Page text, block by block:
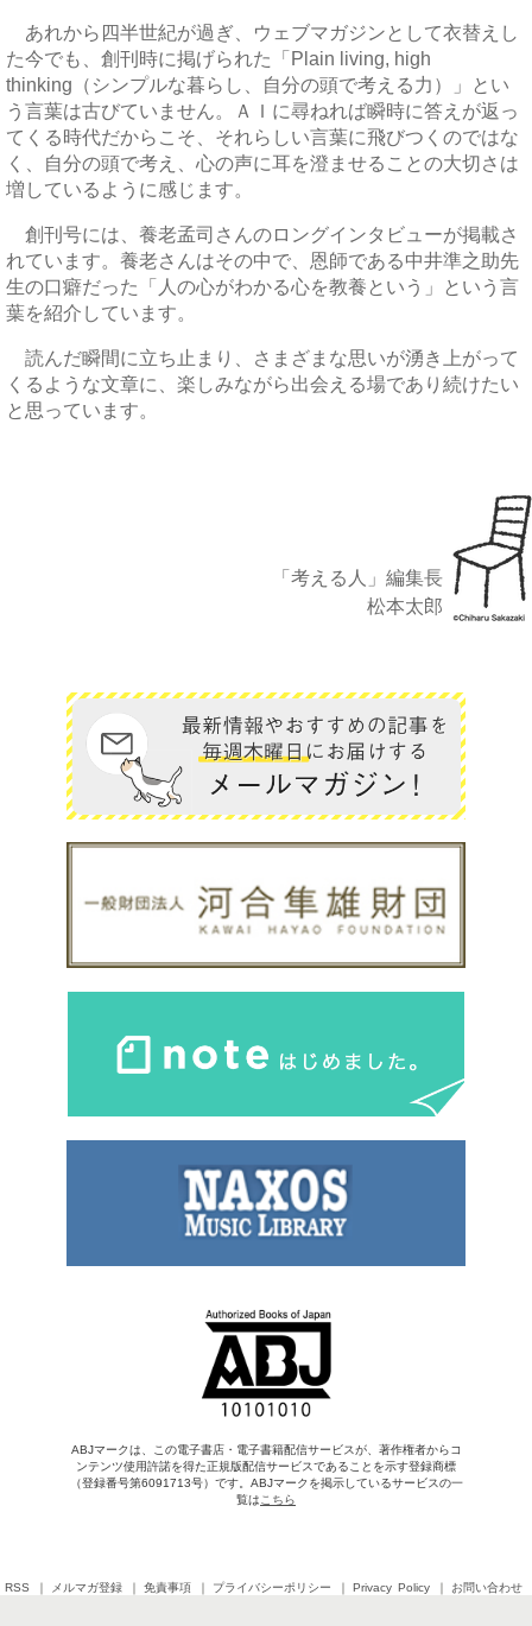
あれから四半世紀が過ぎ、ウェブマガジンとして衣替えし
た今でも、創刊時に掲げられた「Plain living, high
thinking（シンプルな暮らし、自分の頭で考える力）」とい
う言葉は古びていません。ＡＩに尋ねれば瞬時に答えが返っ
てくる時代だからこそ、それらしい言葉に飛びつくのではな
く、自分の頭で考え、心の声に耳を澄ませることの大切さは
増しているように感じます。
創刊号には、養老孟司さんのロングインタビューが掲載さ
れています。養老さんはその中で、恩師である中井準之助先
生の口癖だった「人の心がわかる心を教養という」という言
葉を紹介しています。
読んだ瞬間に立ち止まり、さまざまな思いが湧き上がって
くるような文章に、楽しみながら出会える場であり続けたい
と思っています。
「考える人」編集長
松本太郎
ABJマークは、この電子書店・電子書籍配信サービスが、著作権者からコ
ンテンツ使用許諾を得た正規版配信サービスであることを示す登録商標
（登録番号第6091713号）です。ABJマークを掲示しているサービスの一
覧は こちら
RSS メルマガ登録 免責事項 プライバシーポリシー Privacy Policy お問い合わせ